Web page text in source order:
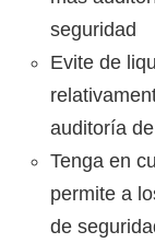
seguridad
Evite de
auditoría
Tenga en
permite a
de